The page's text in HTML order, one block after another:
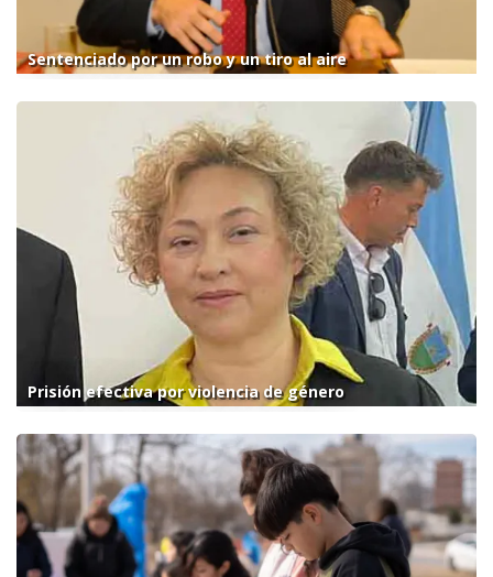
Sentenciado por un robo y un tiro al aire
Prisión efectiva por violencia de género